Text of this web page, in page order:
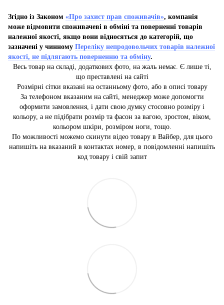
Згідно із Законом «Про захист прав споживачів», компанія
може відмовити споживачеві в обміні та поверненні товарів
належної якості, якщо вони відносяться до категорій, що
зазначені у чинному Переліку непродовольчих товарів належної
якості, не підлягають поверненню та обміну.
Весь товар на складі, додаткових фото, на жаль немає. Є лише ті,
що преставлені на сайті
Розмірні сітки вказані на останньому фото, або в описі товару
За телефоном вказаним на сайті, менеджер може допомогти
оформити замовлення, і дати свою думку стосовно розміру і
кольору, а не підібрати розмір та фасон за вагою, зростом, віком,
кольором шкіри, розміром ноги, тощо.
По можливості можемо скинути відео товару в Вайбер, для цього
напишіть на вказаний в контактах номер, в повідомленні напишіть
код товару і свій запит